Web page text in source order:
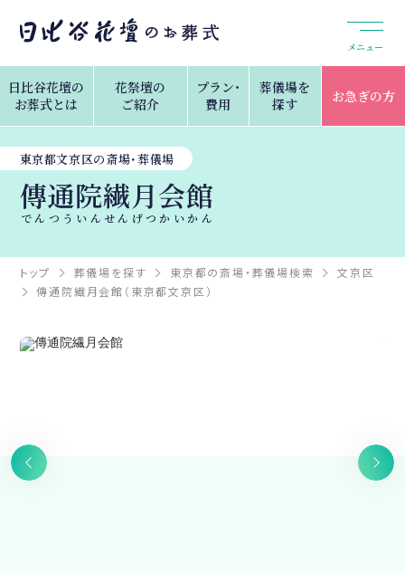
メニュー
日比谷花壇の
お葬式とは
花祭壇の
ご紹介
プラン・
費用
葬儀場を
探す
お急ぎの方
東京都文京区の斎場・葬儀場
傳通院繊月会館
でんつういんせんげつかいかん
トップ 葬儀場を探す 東京都の斎場・葬儀場検索
文京区
傳通院繊月会館（東京都文京区）